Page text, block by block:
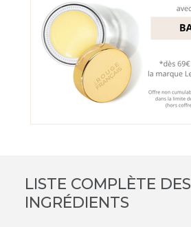
LISTE COMPLÈTE DES
INGRÉDIENTS